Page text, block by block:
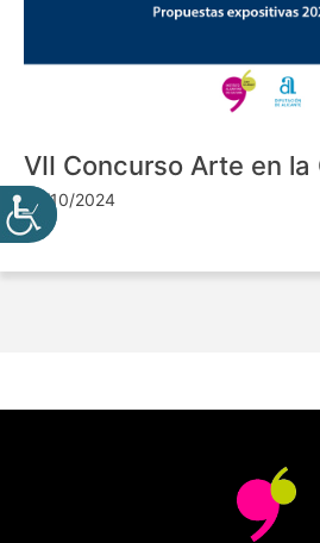
VII Concurso Arte en la
24/10/2024